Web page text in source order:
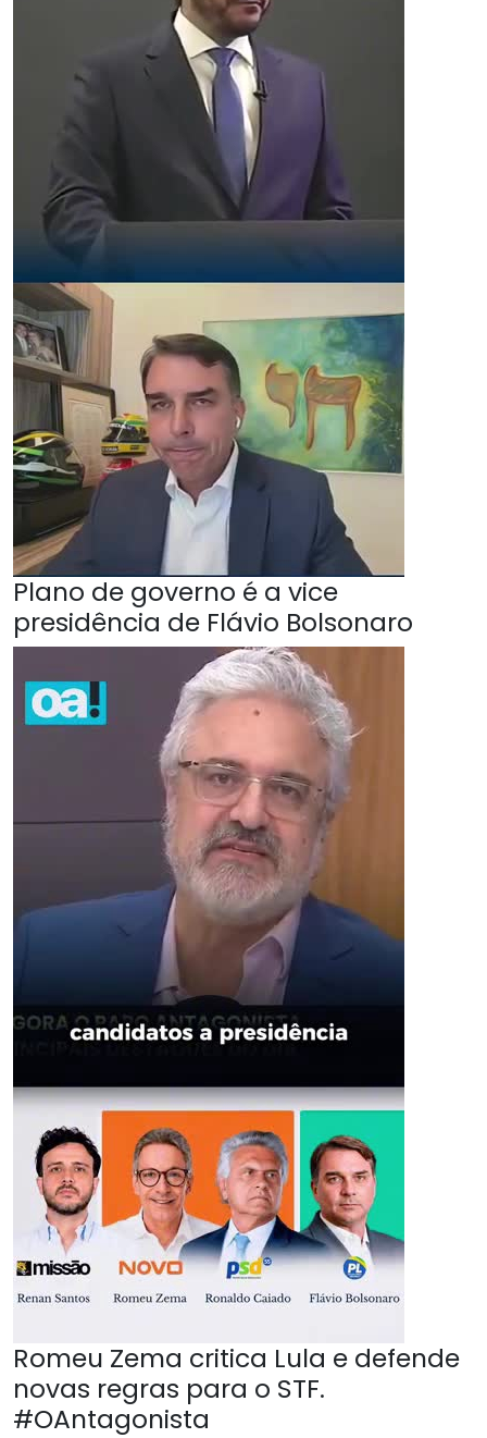
Plano de governo é a vice
presidência de Flávio Bolsonaro
Romeu Zema critica Lula e defende
novas regras para o STF.
#OAntagonista